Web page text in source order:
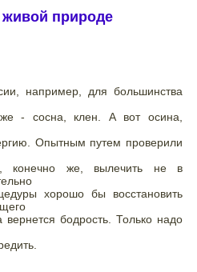
живой природе
например, для большинства
- сосна, клен. А вот осина,
Опытным путем проверили
конечно же, вылечить не в
хорошо бы восстановить
бодрость. Только надо